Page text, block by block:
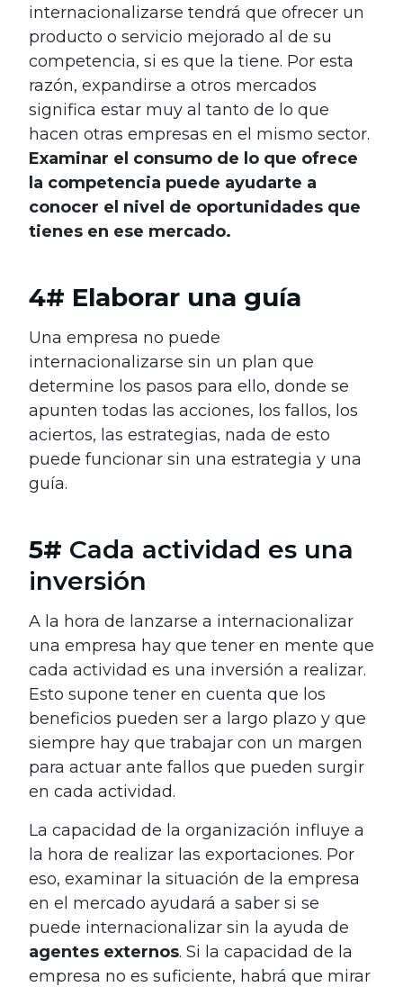
internacionalizarse tendrá que ofrecer un
producto o servicio mejorado al de su
competencia, si es que la tiene. Por esta
razón, expandirse a otros mercados
significa estar muy al tanto de lo que
hacen otras empresas en el mismo sector.
Examinar el consumo de lo que ofrece
la competencia puede ayudarte a
conocer el nivel de oportunidades que
tienes en ese mercado.
4# Elaborar una guía
Una empresa no puede
internacionalizarse sin un plan que
determine los pasos para ello, donde se
apunten todas las acciones, los fallos, los
aciertos, las estrategias, nada de esto
puede funcionar sin una estrategia y una
guía.
5# Cada actividad es una
inversión
A la hora de lanzarse a internacionalizar
una empresa hay que tener en mente que
cada actividad es una inversión a realizar.
Esto supone tener en cuenta que los
beneficios pueden ser a largo plazo y que
siempre hay que trabajar con un margen
para actuar ante fallos que pueden surgir
en cada actividad.
La capacidad de la organización influye a
la hora de realizar las exportaciones. Por
eso, examinar la situación de la empresa
en el mercado ayudará a saber si se
puede internacionalizar sin la ayuda de
agentes externos. Si la capacidad de la
empresa no es suficiente, habrá que mirar